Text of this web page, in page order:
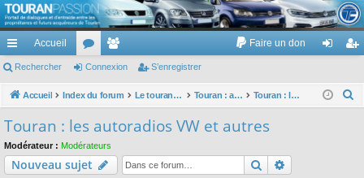
TouranPassion
Le forum des propriétaires ou futurs acquéreurs du Volkswagen Touran
cc
ès
pi
de
Accueil
or
u
e
m
Faire un don
ne nr
Rechercher Connexion S’enregistrer
Accueil Index du forum Le touran dans ses versions I (V1 V2 V3) et II ... Touran : autoradios et GPS Touran : les autoradios VW et autres
Touran : les autoradios VW et autres
Modérateur : Modérateurs
Nouveau sujet Rechercher